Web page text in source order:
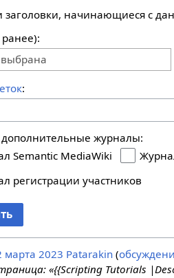
заголовки, начинающиеся с
:
дополнительные журналы:
Semantic MediaWiki
регистрации участников
марта 2023 Patarakin
«{{Scripting Tutorials